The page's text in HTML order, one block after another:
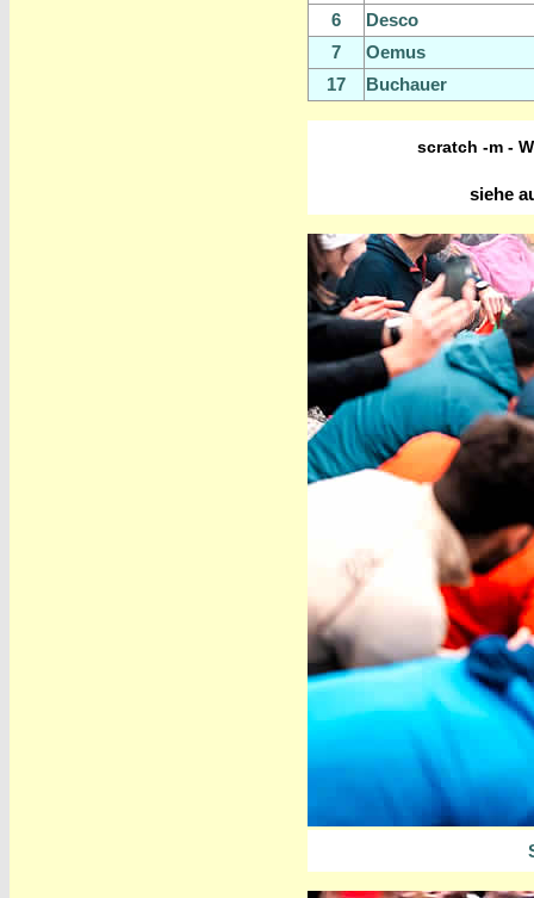
6
Desco
7
Oemus
17
Buchauer
scratch -m -
siehe